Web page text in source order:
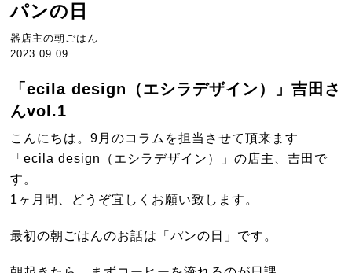
パンの日
器店主の朝ごはん
2023.09.09
「ecila design（エシラデザイン）」吉田さ
んvol.1
こんにちは。9月のコラムを担当させて頂来ます
「ecila design（エシラデザイン）」の店主、吉田で
す。
1ヶ月間、どうぞ宜しくお願い致します。
最初の朝ごはんのお話は「パンの日」です。